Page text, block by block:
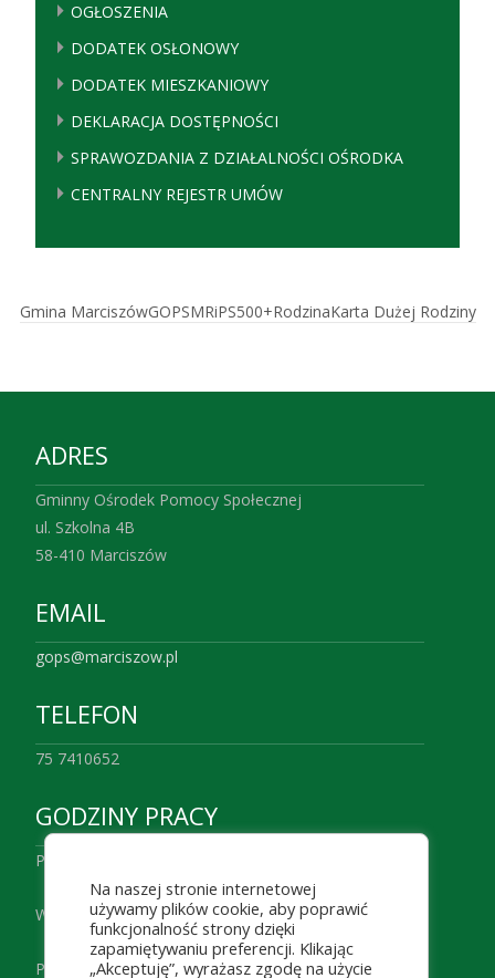
OGŁOSZENIA
DODATEK OSŁONOWY
DODATEK MIESZKANIOWY
DEKLARACJA DOSTĘPNOŚCI
SPRAWOZDANIA Z DZIAŁALNOŚCI OŚRODKA
CENTRALNY REJESTR UMÓW
Gmina MarciszówGOPSMRiPS500+RodzinaKarta Dużej Rodziny
ADRES
Gminny Ośrodek Pomocy Społecznej
ul. Szkolna 4B
58-410 Marciszów
EMAIL
gops@marciszow.pl
TELEFON
75 7410652
GODZINY PRACY
Poniedziałek 7:00 – 16.00
Wtorek– Czwartek 7:30 – 15:00
Piątek 7:00 – 14:00
Na naszej stronie internetowej
używamy plików cookie, aby poprawić
funkcjonalność strony dzięki
zapamiętywaniu preferencji. Klikając
„Akceptuję”, wyrażasz zgodę na użycie